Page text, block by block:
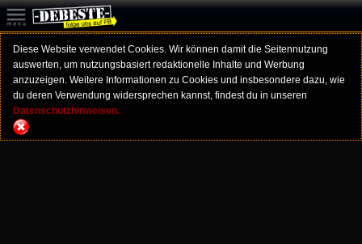
Diese Website verwendet Cookies. Wir können damit die Seitennutzung
auswerten, um nutzungsbasiert redaktionelle Inhalte und Werbung
anzuzeigen. Weitere Informationen zu Cookies und insbesondere dazu, wie
du deren Verwendung widersprechen kannst, findest du in unseren
Datenschutzhinweisen.